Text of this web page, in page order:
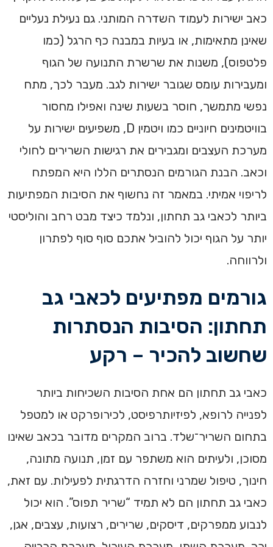
כאב ישירות לעמוד השדרה המותני. גם נעילת נעליים
שאינן מתאימות, או בעיות במבנה כף הרגל (כמו
פלטפוס), משנות את שרשרת התנועה של הגוף
ומעבירות עומס שגובר ישירות לגב. מעבר לכך, מתח
נפשי מתמשך, חוסר בשעות שינה ואפילו מחסור
בוויטמינים חיוניים כמו ויטמין D, משפיעים ישירות על
מערכת העצבים ומגבירים את רגישות השרירים לחולי
וכאב. הבנת הגורמים הנסתרים הללו היא המפתח
לריפוי אמיתי. במאמר זה נחשוף את הסיבות המפתיעות
ביותר לכאבי גב תחתון, ונלמד כיצד מבט רחב והוליסטי
יותר על הגוף יכול להוביל אתכם סוף סוף לפתרון
ולרווחה.
גורמים מפתיעים לכאבי גב
תחתון: הסיבות הנסתרות
שחשוב להכיר – רקע
כאבי גב תחתון הם אחת הסיבות השכיחות ביותר
לפנייה לרופא, לפיזיותרפיסט, לכירופרקט או למטפל
בתחום השריר־שלד. ברוב המקרים מדובר בכאב שאינו
מסוכן, ולעיתים הוא משתפר עם זמן, תנועה מתונה,
חינוך, טיפול שמרני וחזרה הדרגתית לפעילות. עם זאת,
כאבי גב תחתון הם לא תמיד “שריר תפוס”. הוא יכול
לנבוע ממפרקים, דיסקים, שרירים, רצועות, עצבים, אגן,